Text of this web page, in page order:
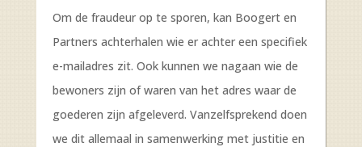
Om de fraudeur op te sporen, kan Boogert en
Partners achterhalen wie er achter een specifiek
e-mailadres zit. Ook kunnen we nagaan wie de
bewoners zijn of waren van het adres waar de
goederen zijn afgeleverd. Vanzelfsprekend doen
we dit allemaal in samenwerking met justitie en